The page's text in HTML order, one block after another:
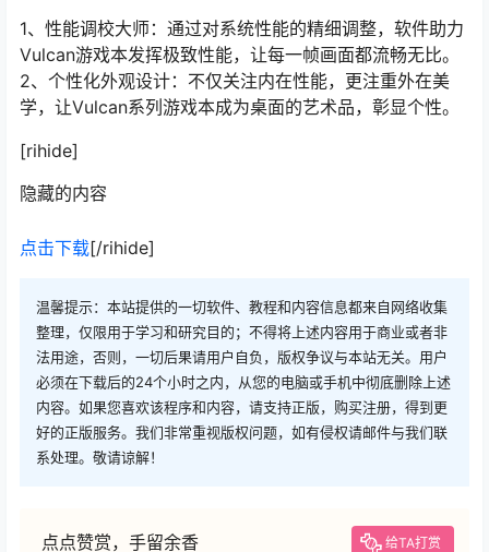
1、性能调校大师：通过对系统性能的精细调整，软件助力
Vulcan游戏本发挥极致性能，让每一帧画面都流畅无比。
2、个性化外观设计：不仅关注内在性能，更注重外在美
学，让Vulcan系列游戏本成为桌面的艺术品，彰显个性。
[rihide]
隐藏的内容
点击下载[/rihide]
温馨提示：本站提供的一切软件、教程和内容信息都来自网络收集
整理，仅限用于学习和研究目的；不得将上述内容用于商业或者非
法用途，否则，一切后果请用户自负，版权争议与本站无关。用户
必须在下载后的24个小时之内，从您的电脑或手机中彻底删除上述
内容。如果您喜欢该程序和内容，请支持正版，购买注册，得到更
好的正版服务。我们非常重视版权问题，如有侵权请邮件与我们联
系处理。敬请谅解！
点点赞赏，手留余香 给TA打赏